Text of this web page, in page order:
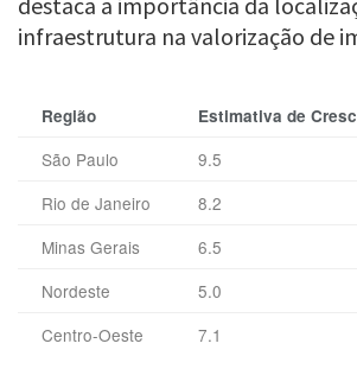
infraestrutura na valorização de
Região Estimativa de
São Paulo
9.5
Rio de Janeiro
8.2
Minas Gerais
6.5
Nordeste
5.0
Centro-Oeste
7.1